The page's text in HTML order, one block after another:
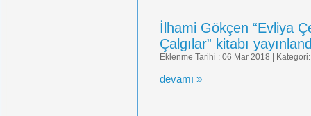
İlhami Gökçen “Evliya
Çalgılar” kitabı
Eklenme Tarihi : 06 Mar 2018 |
devamı »